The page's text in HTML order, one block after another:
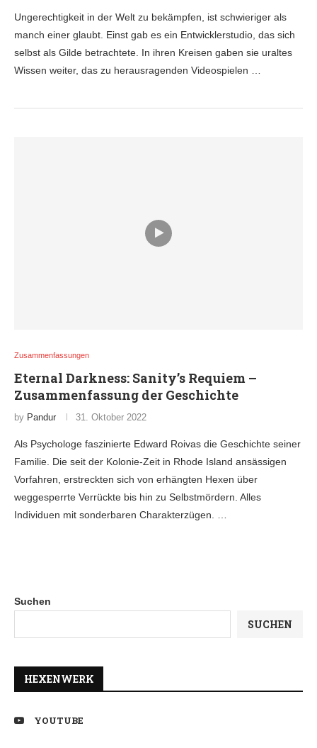
Ungerechtigkeit in der Welt zu bekämpfen, ist schwieriger als
manch einer glaubt. Einst gab es ein Entwicklerstudio, das sich
selbst als Gilde betrachtete. In ihren Kreisen gaben sie uraltes
Wissen weiter, das zu herausragenden Videospielen …
Zusammenfassungen
Eternal Darkness: Sanity’s Requiem –
Zusammenfassung der Geschichte
by Pandur 31. Oktober 2022
Als Psychologe faszinierte Edward Roivas die Geschichte seiner
Familie. Die seit der Kolonie-Zeit in Rhode Island ansässigen
Vorfahren, erstreckten sich von erhängten Hexen über
weggesperrte Verrückte bis hin zu Selbstmördern. Alles
Individuen mit sonderbaren Charakterzügen. …
Suchen
SUCHEN
HEXENWERK
YOUTUBE